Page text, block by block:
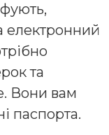
електронний
та
Вони вам
паспорта.